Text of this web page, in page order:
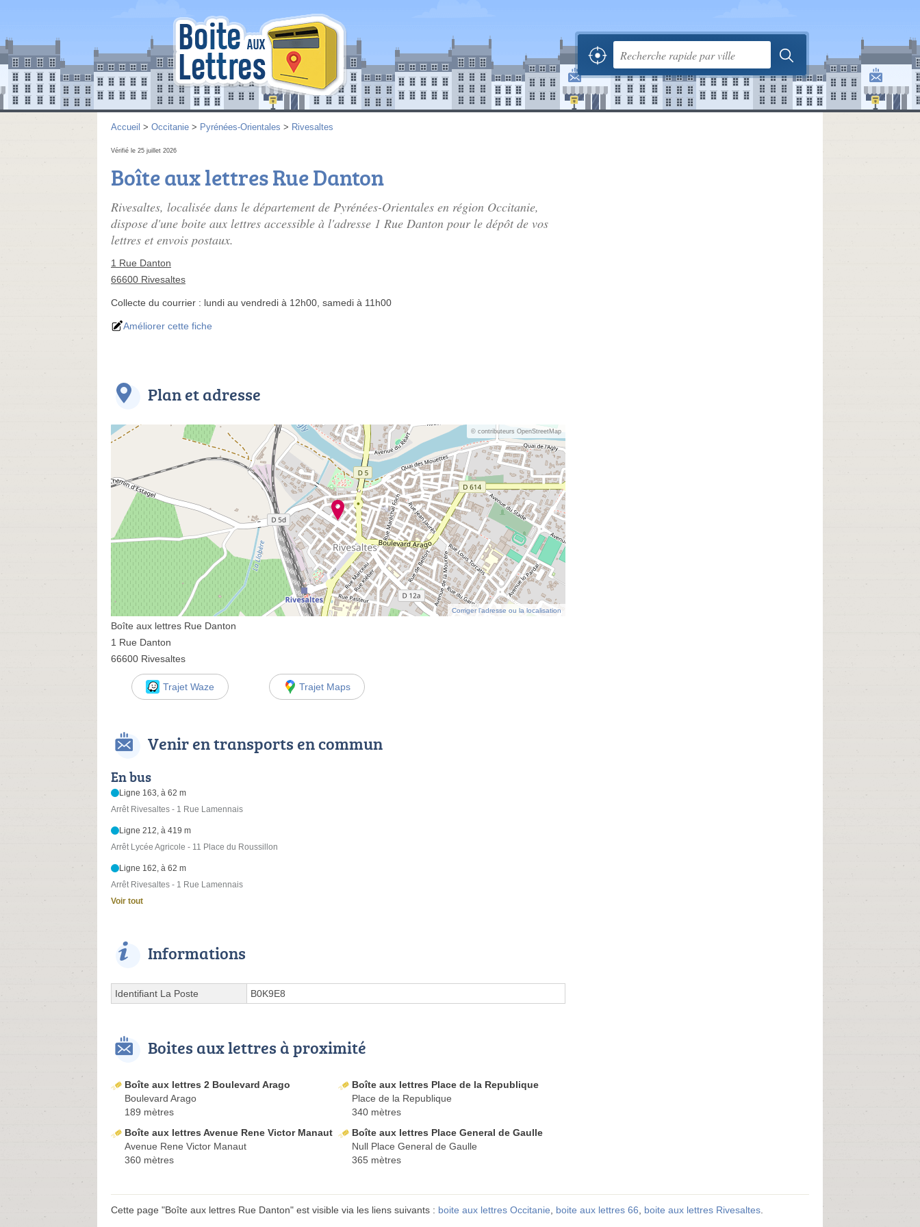
Accueil > Occitanie > Pyrénées-Orientales > Rivesaltes
Vérifié le 25 juillet 2026
Boîte aux lettres Rue Danton
Rivesaltes, localisée dans le département de Pyrénées-Orientales en région Occitanie,
dispose d'une boite aux lettres accessible à l'adresse 1 Rue Danton pour le dépôt de vos
lettres et envois postaux.
1 Rue Danton
66600 Rivesaltes
Collecte du courrier : lundi au vendredi à 12h00, samedi à 11h00
Améliorer cette fiche
Plan et adresse
© contributeurs OpenStreetMap
Corriger l’adresse ou la localisation
Boîte aux lettres Rue Danton
1 Rue Danton
66600 Rivesaltes
Trajet Waze Trajet Maps
Venir en transports en commun
En bus
Ligne 163, à 62 m
Arrêt Rivesaltes - 1 Rue Lamennais
Ligne 212, à 419 m
Arrêt Lycée Agricole - 11 Place du Roussillon
Ligne 162, à 62 m
Arrêt Rivesaltes - 1 Rue Lamennais
Voir tout
Informations
Identifiant La Poste B0K9E8
Boites aux lettres à proximité
Boîte aux lettres 2 Boulevard Arago
Boulevard Arago
189 mètres
Boîte aux lettres Place de la Republique
Place de la Republique
340 mètres
Boîte aux lettres Avenue Rene Victor Manaut
Avenue Rene Victor Manaut
360 mètres
Boîte aux lettres Place General de Gaulle
Null Place General de Gaulle
365 mètres
Cette page "Boîte aux lettres Rue Danton" est visible via les liens suivants : boite aux lettres Occitanie, boite aux lettres 66, boite aux lettres Rivesaltes.